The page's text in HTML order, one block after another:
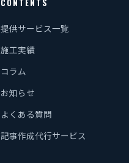
提供サービス一覧
施工実績
コラム
お知らせ
よくある質問
記事作成代行サービス